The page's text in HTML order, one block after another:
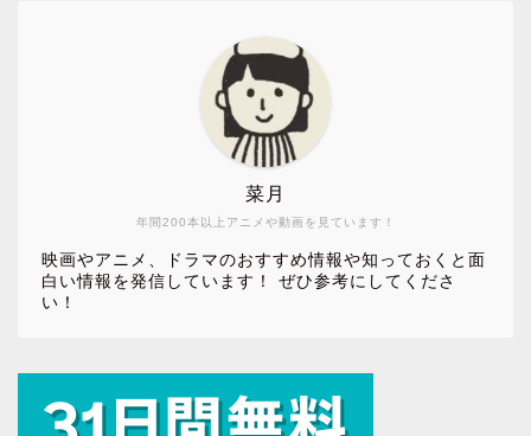
年間200本以上アニメや動画を見ています！
菜月
映画やアニメ、ドラマのおすすめ情報や知っておくと面
白い情報を発信しています！ ぜひ参考にしてくださ
い！